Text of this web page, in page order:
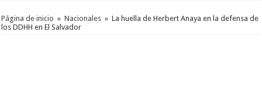
Página de inicio » Nacionales » La huella de Herbert Anaya en la defensa de
los DDHH en El Salvador